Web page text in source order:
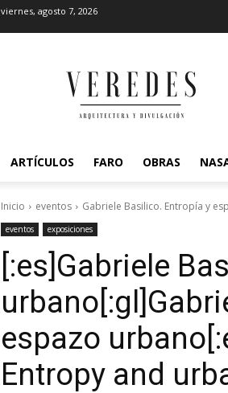
viernes, agosto 7, 2026
ARTÍCULOS FARO OBRAS
Inicio eventos Gabriele Basilico. Entropía y
eventos exposiciones
[:es]Gabriele
espazo
Entropy and